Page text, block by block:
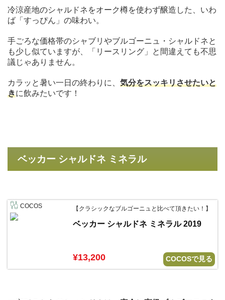
冷涼産地のシャルドネをオーク樽を使わず醸造した、いわ
ば「すっぴん」の味わい。
手ごろな価格帯のシャブリやブルゴーニュ・シャルドネと
も少し似ていますが、「リースリング」と間違えても不思
議じゃありません。
カラッと暑い一日の終わりに、 気分をスッキリさせたいと
きに飲みたいです！
ベッカー シャルドネ ミネラル
COCOS 【クラシックなブルゴーニュと比べて頂きたい！】
ベッカー シャルドネ ミネラル 2019
¥13,200 COCOSで見る